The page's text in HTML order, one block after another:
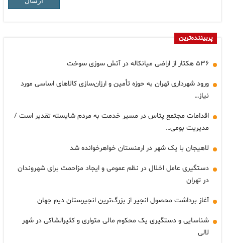
پربیننده‌ترین
۵۳۶ هکتار از اراضی میانکاله در آتش سوزی سوخت
ورود شهرداری تهران به حوزه تأمین و ارزان‌سازی کالا‌های اساسی مورد
نیاز…
اقدامات مجتمع پتاس در مسیر خدمت به مردم شایسته تقدیر است /
مدیریت بومی…
لاهیجان با یک شهر در ارمنستان خواهرخوانده شد
دستگیری عامل اخلال در نظم عمومی و ایجاد مزاحمت برای شهروندان
در تهران
آغاز برداشت محصول انجیر از بزرگ‌ترین انجیرستان دیم جهان
شناسایی و دستگیری یک محکوم مالی متواری و کثیرالشاکی در شهر
لالی